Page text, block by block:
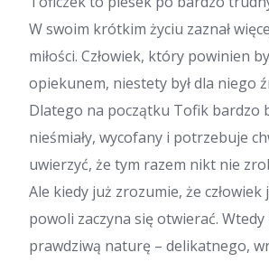
W swoim krótkim życiu zaznał
miłości. Człowiek, który powinien
opiekunem, niestety był dla niego
Dlatego na początku Tofik bardzo
nieśmiały, wycofany i potrzebuje
uwierzyć, że tym razem nikt nie
Ale kiedy już zrozumie, że
powoli zaczyna się otwierać.
prawdziwą naturę – delikatnego,